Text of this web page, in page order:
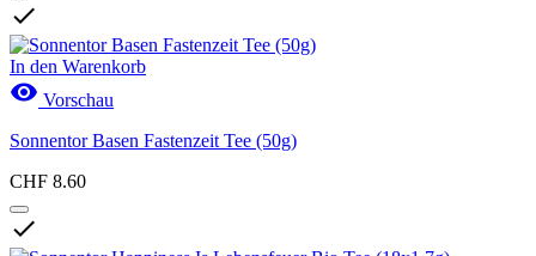

In den Warenkorb
 Vorschau
Sonnentor Basen Fastenzeit Tee (50g)
CHF 8.60
